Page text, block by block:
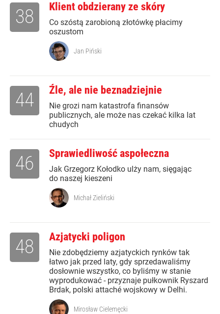
Klient obdzierany ze skóry
Co szóstą zarobioną złotówkę płacimy
oszustom
38
Jan Piński
Źle, ale nie beznadziejnie
Nie grozi nam katastrofa finansów
publicznych, ale może nas czekać kilka lat
chudych
44
Sprawiedliwość aspołeczna
Jak Grzegorz Kołodko ulży nam, sięgając
do naszej kieszeni
46
Michał Zieliński
Azjatycki poligon
Nie zdobędziemy azjatyckich rynków tak
łatwo jak przed laty, gdy sprzedawaliśmy
dosłownie wszystko, co byliśmy w stanie
wyprodukować - przyznaje pułkownik Ryszard
Brdak, polski attaché wojskowy w Delhi.
48
Mirosław Cielemęcki